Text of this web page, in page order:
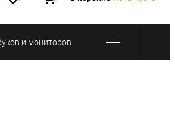
и мониторов